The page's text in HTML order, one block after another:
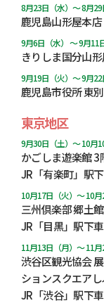
8月23日（水）～ 8月29
鹿児島山形屋本
9月6日（水） ～ 9月11
きりしま国分山
9月19日（火）～ 9月22
鹿児島市役所 東
東京地区
9月30日（土）～ 10月
かごしま遊楽館 3
JR「有楽町」駅
10月17日（火）～ 10月
三州倶楽部 郷土
JR「目黒」駅下車
11月13日（月）～ 11月
渋谷区観光協会
ションスクエアし
JR「渋谷」駅下車